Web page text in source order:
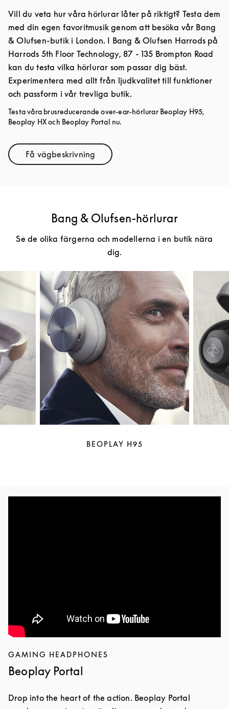
Vill du veta hur våra hörlurar låter på riktigt? Testa dem
med din egen favoritmusik genom att besöka vår Bang
& Olufsen-butik i London. I Bang & Olufsen Harrods på
Harrods 5th Floor Technology, 87 - 135 Brompton Road
kan du testa vilka hörlurar som passar dig bäst.
Experimentera med allt från ljudkvalitet till funktioner
och passform i vår trevliga butik.
Testa våra brusreducerande over-ear-hörlurar Beoplay H95,
Beoplay HX och Beoplay Portal nu.
Få vägbeskrivningLink Opens in New Tab
Bang & Olufsen-hörlurar
Se de olika färgerna och modellerna i en butik nära
dig.
BEOPLAY H95
GAMING HEADPHONES
Beoplay Portal
Drop into the heart of the action. Beoplay Portal